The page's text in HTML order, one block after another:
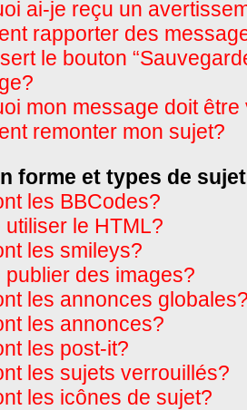
ai-je reçu un
rapporter des
le bouton
mon message doit être
remonter mon sujet?
forme et types de sujet
les BBCodes?
utiliser le HTML?
les smileys?
publier des images?
les annonces
les annonces?
les post-it?
les sujets verrouillés?
les icônes de sujet?